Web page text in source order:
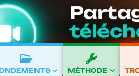
MÉTHODE
Votre
solution.